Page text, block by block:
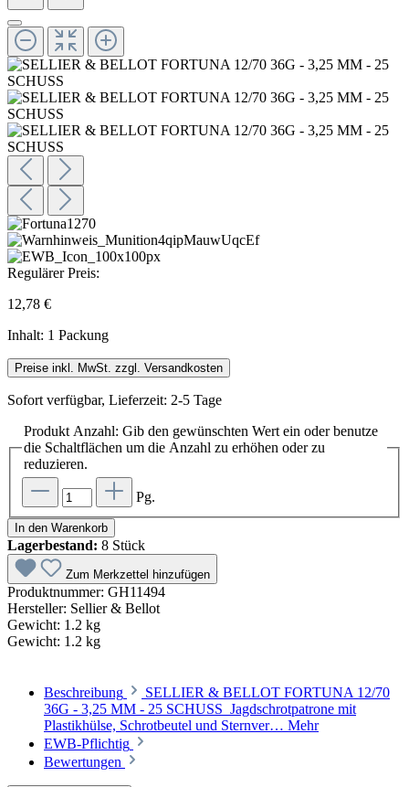
Regulärer Preis:
12,78 €
Inhalt: 1 Packung
Preise inkl. MwSt. zzgl. Versandkosten
Sofort verfügbar, Lieferzeit: 2-5 Tage
Produkt Anzahl: Gib den gewünschten Wert ein oder benutze
die Schaltflächen um die Anzahl zu erhöhen oder zu
reduzieren.
Pg.
In den Warenkorb
Lagerbestand: 8 Stück
Zum Merkzettel hinzufügen
Produktnummer: GH11494
Hersteller: Sellier & Bellot
Gewicht: 1.2 kg
Gewicht: 1.2 kg
Beschreibung
SELLIER & BELLOT FORTUNA 12/70
36G - 3,25 MM - 25 SCHUSS Jagdschrotpatrone mit
Plastikhülse, Schrotbeutel und Sternver… Mehr
EWB-Pflichtig
Bewertungen